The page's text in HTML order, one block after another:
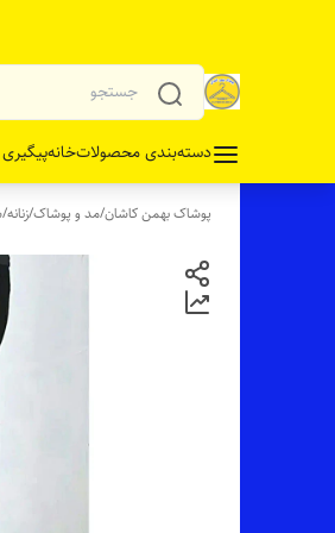
دسته‌بندی محصولاتخانه
پوشاک بهمن کاشان/مد و پوشاک/زنانه/